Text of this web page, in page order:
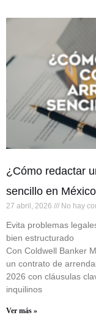
¿Cómo redactar
sencillo en
27 abril, 2026 No hay
Evita problemas
bien estructurado
Con Coldwell Banker
un contrato de
2026 con cláusulas
inquilinos
Ver más »